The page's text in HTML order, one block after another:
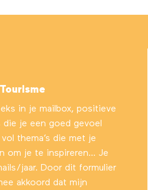
in je mailbox, positieve
je een goed gevoel
thema’s die met je
om je te inspireren… Je
jaar. Door dit formulier
akkoord dat mijn